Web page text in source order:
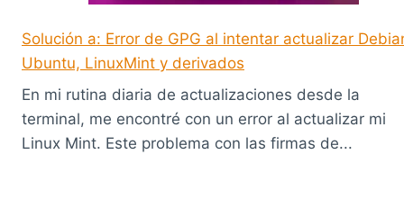
Solución a: Error de GPG al intentar actualizar
Ubuntu, LinuxMint y derivados
En mi rutina diaria de actualizaciones desde la
terminal, me encontré con un error al actualizar mi
Linux Mint. Este problema con las firmas de...